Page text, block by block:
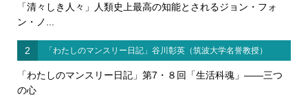
「清々しき人々」人類史上最高の知能とされるジョン・フォ
ン・ノ...
2 「わたしのマンスリー日記」谷川彰英（筑波大学名誉教授）
「わたしのマンスリー日記」第7・８回「生活科魂」――三つ
の心